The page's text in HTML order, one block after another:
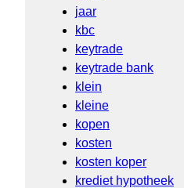
jaar
kbc
keytrade
keytrade bank
klein
kleine
kopen
kosten
kosten koper
krediet hypotheek